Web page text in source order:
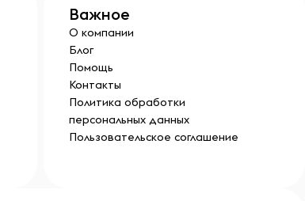
Важное
О компании
Блог
Помощь
Контакты
Политика обработки
персональных данных
Пользовательское соглашение